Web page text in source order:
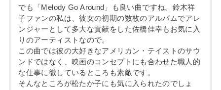
でも「Melody Go Around」も良い曲ですね。鈴木祥
子ファンの私は、彼女の初期の数枚のアルバムでアレ
ンジャーとして多大な貢献をした佐橋佳幸もお気に入
りのアーティストなので。
この曲では彼の大好きなアメリカン・テイストのサウ
ンドではなく、映画のコンセプトにも合わせた職人的
な仕事に徹しているところも素敵です。
そんなところが松たか子にも気に入られたのでしょ